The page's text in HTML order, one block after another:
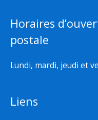
Horaires
postale
Lundi, mardi, jeudi et
Liens